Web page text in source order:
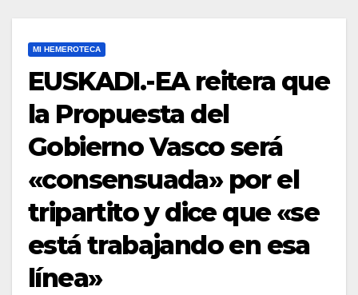
MI HEMEROTECA
EUSKADI.-EA reitera que
la Propuesta del
Gobierno Vasco será
«consensuada» por el
tripartito y dice que «se
está trabajando en esa
lí­nea»